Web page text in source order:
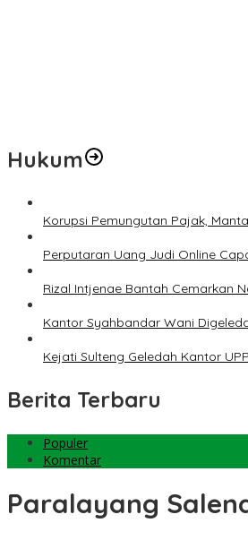
Hukum
Korupsi Pemungutan Pajak,
Perputaran Uang Judi Online
Rizal Intjenae Bantah Cemarkan
Kantor Syahbandar Wani
Kejati Sulteng Geledah Kantor
Berita Terbaru
Populer
Komentar
Paralayang